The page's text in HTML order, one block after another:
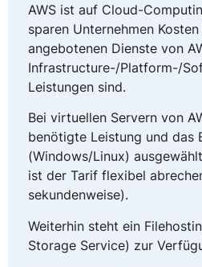
AWS ist auf Cloud-
sparen Unternehmen
angebotenen Dienste von
Infrastructure-/Platform-/
Leistungen sind.
Bei virtuellen Servern von
benötigte Leistung und das
(Windows/Linux)
ist der Tarif flexibel
sekundenweise).
Weiterhin steht ein
Storage Service) zur